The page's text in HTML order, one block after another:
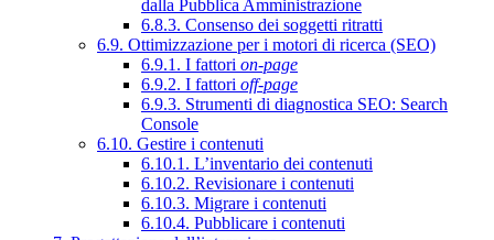
dalla Pubblica Amministrazione
6.8.3. Consenso dei soggetti ritratti
6.9. Ottimizzazione per i motori di ricerca (SEO)
6.9.1. I fattori on-page
6.9.2. I fattori off-page
6.9.3. Strumenti di diagnostica SEO: Search
Console
6.10. Gestire i contenuti
6.10.1. L’inventario dei contenuti
6.10.2. Revisionare i contenuti
6.10.3. Migrare i contenuti
6.10.4. Pubblicare i contenuti